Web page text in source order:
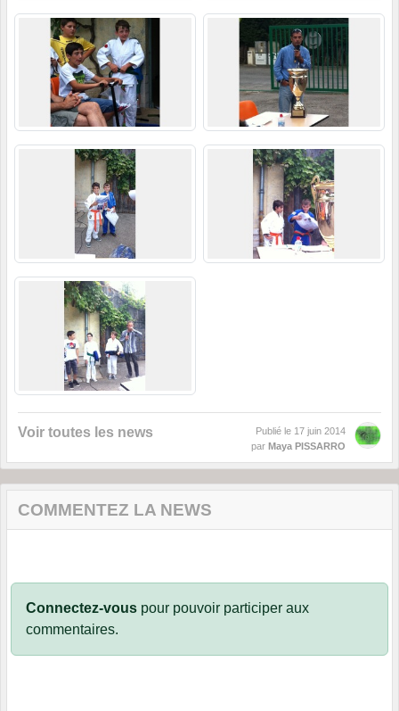
Voir toutes les news Publié le 17 juin 2014
par Maya PISSARRO
COMMENTEZ LA NEWS
Connectez-vous pour pouvoir participer aux
commentaires.